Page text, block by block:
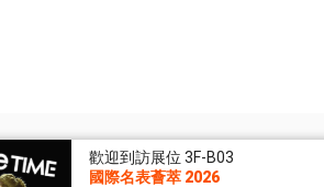
歡迎到訪展位 3F-B03
國際名表薈萃 2026